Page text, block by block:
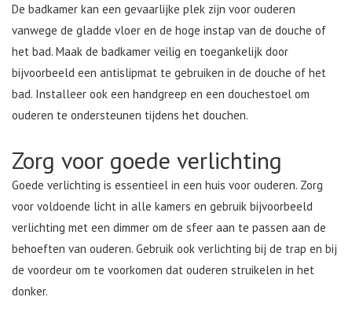
De badkamer kan een gevaarlijke plek zijn voor ouderen
vanwege de gladde vloer en de hoge instap van de douche of
het bad. Maak de badkamer veilig en toegankelijk door
bijvoorbeeld een antislipmat te gebruiken in de douche of het
bad. Installeer ook een handgreep en een douchestoel om
ouderen te ondersteunen tijdens het douchen.
Zorg voor goede verlichting
Goede verlichting is essentieel in een huis voor ouderen. Zorg
voor voldoende licht in alle kamers en gebruik bijvoorbeeld
verlichting met een dimmer om de sfeer aan te passen aan de
behoeften van ouderen. Gebruik ook verlichting bij de trap en bij
de voordeur om te voorkomen dat ouderen struikelen in het
donker.